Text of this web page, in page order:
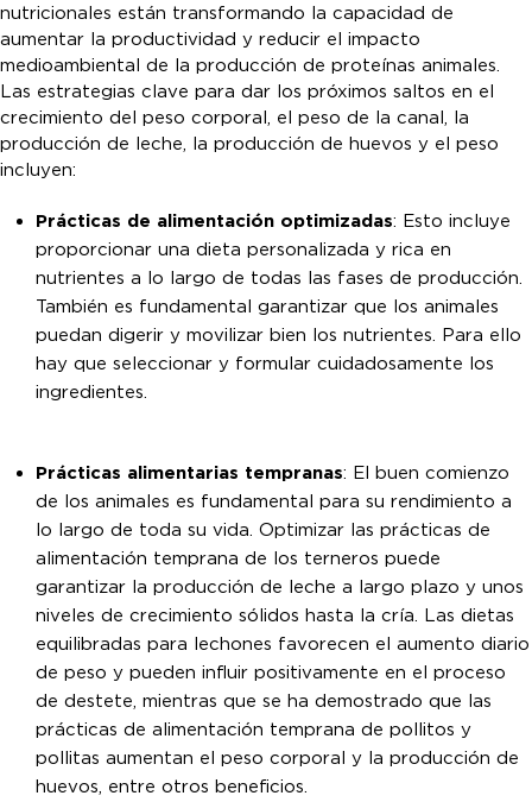
nutricionales están transformando la capacidad de
aumentar la productividad y reducir el impacto
medioambiental de la producción de proteínas animales.
Las estrategias clave para dar los próximos saltos en el
crecimiento del peso corporal, el peso de la canal, la
producción de leche, la producción de huevos y el peso
incluyen:
Prácticas de alimentación optimizadas: Esto incluye
proporcionar una dieta personalizada y rica en
nutrientes a lo largo de todas las fases de producción.
También es fundamental garantizar que los animales
puedan digerir y movilizar bien los nutrientes. Para ello
hay que seleccionar y formular cuidadosamente los
ingredientes.
Prácticas alimentarias tempranas: El buen comienzo
de los animales es fundamental para su rendimiento a
lo largo de toda su vida. Optimizar las prácticas de
alimentación temprana de los terneros puede
garantizar la producción de leche a largo plazo y unos
niveles de crecimiento sólidos hasta la cría. Las dietas
equilibradas para lechones favorecen el aumento diario
de peso y pueden influir positivamente en el proceso
de destete, mientras que se ha demostrado que las
prácticas de alimentación temprana de pollitos y
pollitas aumentan el peso corporal y la producción de
huevos, entre otros beneficios.